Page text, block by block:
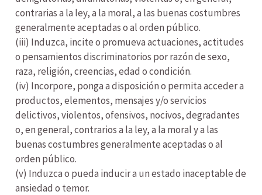
contrarias a la ley, a la moral, a las buenas costumbres
generalmente aceptadas o al orden público.
(iii) Induzca, incite o promueva actuaciones, actitudes
o pensamientos discriminatorios por razón de sexo,
raza, religión, creencias, edad o condición.
(iv) Incorpore, ponga a disposición o permita acceder a
productos, elementos, mensajes y/o servicios
delictivos, violentos, ofensivos, nocivos, degradantes
o, en general, contrarios a la ley, a la moral y a las
buenas costumbres generalmente aceptadas o al
orden público.
(v) Induzca o pueda inducir a un estado inaceptable de
ansiedad o temor.